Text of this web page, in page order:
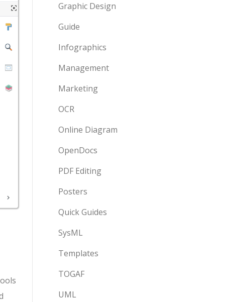
Graphic Design
Guide
Infographics
Management
Marketing
OCR
Online Diagram
OpenDocs
PDF Editing
Posters
Quick Guides
SysML
Templates
TOGAF
UML